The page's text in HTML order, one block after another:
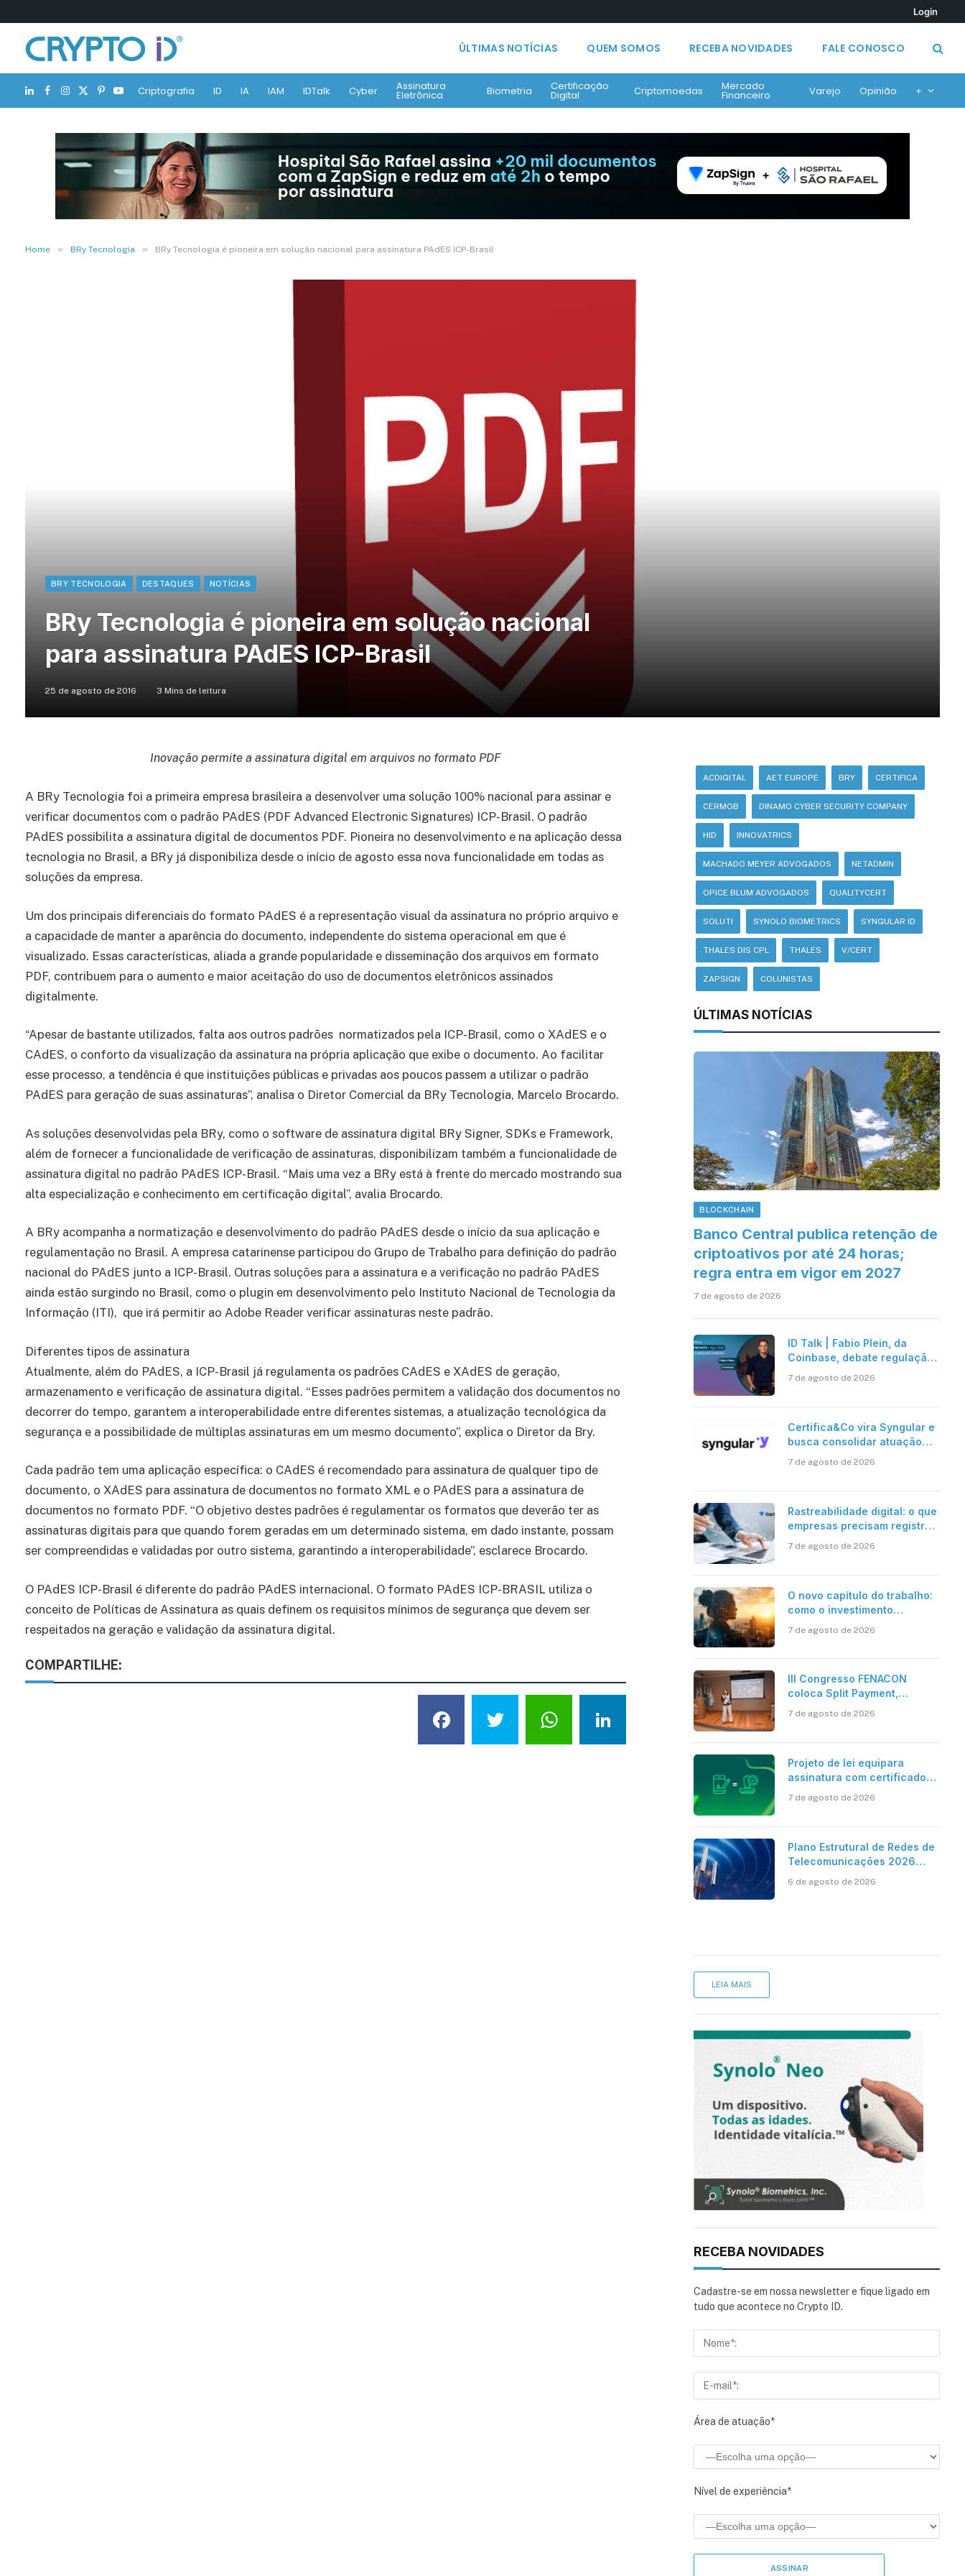
Login
ÚLTIMAS NOTÍCIAS QUEM SOMOS RECEBA NOVIDADES FALE CONOSCO
LinkedIn
Facebook
Instagram
X
(Twitter)
Pinterest
YouTubeCriptografia ID IA IAM IDTalk Cyber Assinatura
Eletrônica Biometria Certificação
Digital Criptomoedas Mercado
Financeiro Varejo Opinião +
Home » BRy Tecnologia » BRy Tecnologia é pioneira em solução nacional para assinatura PAdES ICP-Brasil
BRY TECNOLOGIA DESTAQUES NOTÍCIAS
BRy Tecnologia é pioneira em solução nacional
para assinatura PAdES ICP-Brasil
25 de agosto de 2016 3 Mins de leitura
Inovação permite a assinatura digital em arquivos no formato PDF
A BRy Tecnologia foi a primeira empresa brasileira a desenvolver uma solução 100% nacional para assinar e
verificar documentos com o padrão PAdES (PDF Advanced Electronic Signatures) ICP-Brasil. O padrão
PAdES possibilita a assinatura digital de documentos PDF. Pioneira no desenvolvimento e na aplicação dessa
tecnologia no Brasil, a BRy já disponibiliza desde o início de agosto essa nova funcionalidade em todas as
soluções da empresa.
Um dos principais diferenciais do formato PAdES é a representação visual da assinatura no próprio arquivo e
a capacidade de manter a aparência do documento, independente do sistema operacional em que é
visualizado. Essas características, aliada a grande popularidade e disseminação dos arquivos em formato
PDF, contribuem para o aumento e maior aceitação do uso de documentos eletrônicos assinados
digitalmente.
“Apesar de bastante utilizados, falta aos outros padrões normatizados pela ICP-Brasil, como o XAdES e o
CAdES, o conforto da visualização da assinatura na própria aplicação que exibe o documento. Ao facilitar
esse processo, a tendência é que instituições públicas e privadas aos poucos passem a utilizar o padrão
PAdES para geração de suas assinaturas”, analisa o Diretor Comercial da BRy Tecnologia, Marcelo Brocardo.
As soluções desenvolvidas pela BRy, como o software de assinatura digital BRy Signer, SDKs e Framework,
além de fornecer a funcionalidade de verificação de assinaturas, disponibilizam também a funcionalidade de
assinatura digital no padrão PAdES ICP-Brasil. “Mais uma vez a BRy está à frente do mercado mostrando sua
alta especialização e conhecimento em certificação digital”, avalia Brocardo.
A BRy acompanha a normatização e desenvolvimento do padrão PAdES desde o início da sua aplicação e
regulamentação no Brasil. A empresa catarinense participou do Grupo de Trabalho para definição do padrão
nacional do PAdES junto a ICP-Brasil. Outras soluções para a assinatura e a verificação no padrão PAdES
ainda estão surgindo no Brasil, como o plugin em desenvolvimento pelo Instituto Nacional de Tecnologia da
Informação (ITI), que irá permitir ao Adobe Reader verificar assinaturas neste padrão.
Diferentes tipos de assinatura
Atualmente, além do PAdES, a ICP-Brasil já regulamenta os padrões CAdES e XAdES de geração,
armazenamento e verificação de assinatura digital. “Esses padrões permitem a validação dos documentos no
decorrer do tempo, garantem a interoperabilidade entre diferentes sistemas, a atualização tecnológica da
segurança e a possibilidade de múltiplas assinaturas em um mesmo documento”, explica o Diretor da Bry.
Cada padrão tem uma aplicação específica: o CAdES é recomendado para assinatura de qualquer tipo de
documento, o XAdES para assinatura de documentos no formato XML e o PAdES para a assinatura de
documentos no formato PDF. “O objetivo destes padrões é regulamentar os formatos que deverão ter as
assinaturas digitais para que quando forem geradas em um determinado sistema, em dado instante, possam
ser compreendidas e validadas por outro sistema, garantindo a interoperabilidade”, esclarece Brocardo.
O PAdES ICP-Brasil é diferente do padrão PAdES internacional. O formato PAdES ICP-BRASIL utiliza o
conceito de Políticas de Assinatura as quais definem os requisitos mínimos de segurança que devem ser
respeitados na geração e validação da assinatura digital.
COMPARTILHE:
Facebook
TwitterWhatsApp
LinkedIn
ACDIGITAL AET EUROPE BRY CERTIFICA
CERMOB DINAMO CYBER SECURITY COMPANY
HID INNOVATRICS
MACHADO MEYER ADVOGADOS NETADMIN
OPICE BLUM ADVOGADOS QUALITYCERT
SOLUTI SYNOLO BIOMETRICS SYNGULAR ID
THALES DIS CPL THALES V/CERT
ZAPSIGN COLUNISTAS
ÚLTIMAS NOTÍCIAS
BLOCKCHAIN
Banco Central publica retenção de
criptoativos por até 24 horas;
regra entra em vigor em 2027
7 de agosto de 2026
ID Talk | Fabio Plein, da
Coinbase, debate regulação,
7 de agosto de 2026
Certifica&Co vira Syngular e
busca consolidar atuação
7 de agosto de 2026
Rastreabilidade digital: o que
empresas precisam registrar
7 de agosto de 2026
O novo capítulo do trabalho:
como o investimento
científica revela a
7 de agosto de 2026
III Congresso FENACON
coloca Split Payment,
centro dos debates
7 de agosto de 2026
Projeto de lei equipara
assinatura com certificado
reconhecimento de firma em
7 de agosto de 2026
Plano Estrutural de Redes de
Telecomunicações 2026
móvel, mas mantém desafio
6 de agosto de 2026
LEIA MAIS
RECEBA NOVIDADES
Cadastre-se em nossa newsletter e fique ligado em
tudo que acontece no Crypto ID.
Área de atuação*
Nível de experiência*